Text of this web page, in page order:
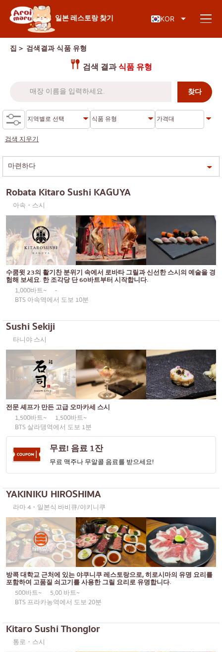
일본 레스토랑 찾기 KOR
일본 음식
레스토랑 찾기
음식 종류로 검색
스시
이자카야
일본식 바비큐/야키니쿠
가츠동/돈까스
샤브샤브/스키야키
일본식 카레
일본식 구운 닭꼬치
소바/우동
일본 과자
오마카세
프리미엄 일본 레스토랑
사시미/해산물
일본식 서양 음식
구운 장어
일본식 주먹밥
게
오코노미야키/덴푸라
돈(덮밥)
뷔페
미쉐린
스테이크
꼬치에 꽂은 튀긴 음식
일본식 냄비 요리
꼬치구이/곱창구이
전통 일본식 레스토랑
타코야키
오뎅/일본식 조림 요리
지역별 검색
차로엔 크룽
톤부리
시암
통로
동일한
프롬퐁
아소케
아리
사톤
너트에 대하여
라마 9세
라차다
프라 카농
플론칫
방나
우돔숙
스리라차
아이콘시암
센트럴 월드
논타부리
치앙마이
라드프라오
사뭇 프라칸
파툼 타니
지식 칼럼
특별기사
KOL이 추천하는 기사
집 ＞ 검색결과식품 유형
검색 결과식품 유형
검색 지우기
Robata Kitaro Sushi KAGUYA
아속・스시
수쿰윗 23의 활기찬 분위기 속에서 로바타 그릴과 신선한 스시의 예술을 경
험해 보세요. 한 조각당 단 60바트부터 시작합니다.
1,000바트~
-
BTS 아속역에서 도보 10분
Sushi Sekiji
타니야 스시
전문 셰프가 만든 고급 오마카세 스시
1,500바트~
1,500바트~
BTS 살라댕역에서 도보 1분
무료! 음료 1잔
무료 맥주나 무알콜 음료를 받으세요!
YAKINIKU HIROSHIMA
라마 4・일본식 바비큐/야키니쿠
방콕 대학교 근처에 있는 야쿠니쿠 레스토랑으로, 히로시마의 유명 요리를
포함하여 고품질 쇠고기를 사용한 그릴 요리로 유명합니다.
500바트~
5,00 바트~
BTS 프라카농역에서 도보 20분
Kitaro Sushi Thonglor
통로・스시